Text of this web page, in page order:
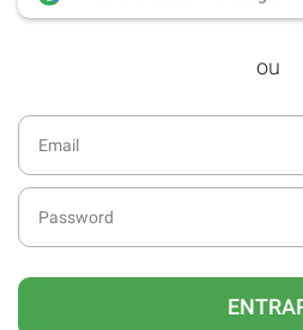
desde dezembro de
Acesso ao formato
SÁBADO.
diário da atualidade.
publicidade
no site.
Possibilidade de ler
ou